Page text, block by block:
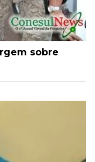
sobre